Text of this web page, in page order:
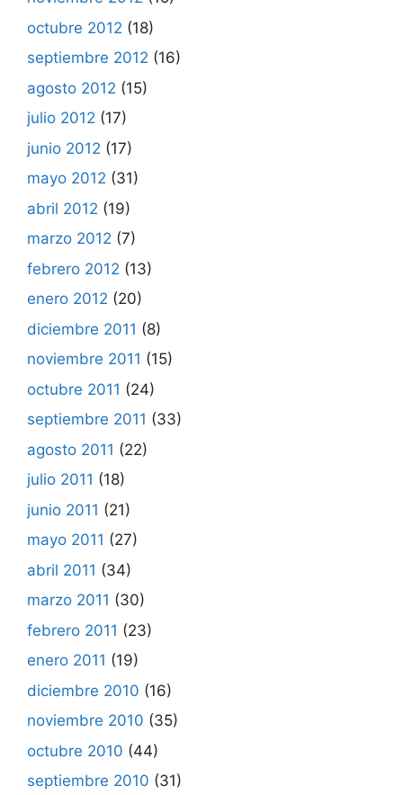
octubre 2012 (18)
septiembre 2012 (16)
agosto 2012 (15)
julio 2012 (17)
junio 2012 (17)
mayo 2012 (31)
abril 2012 (19)
marzo 2012 (7)
febrero 2012 (13)
enero 2012 (20)
diciembre 2011 (8)
noviembre 2011 (15)
octubre 2011 (24)
septiembre 2011 (33)
agosto 2011 (22)
julio 2011 (18)
junio 2011 (21)
mayo 2011 (27)
abril 2011 (34)
marzo 2011 (30)
febrero 2011 (23)
enero 2011 (19)
diciembre 2010 (16)
noviembre 2010 (35)
octubre 2010 (44)
septiembre 2010 (31)